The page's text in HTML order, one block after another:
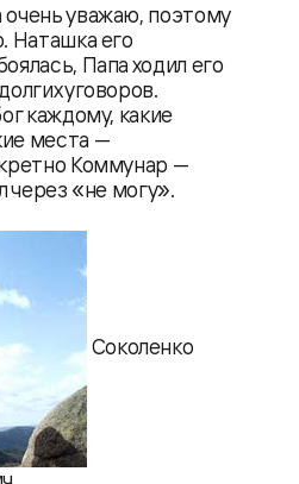
уважаю, поэтому
Наташка его
Папа ходил его
уговоров.
каждому, какие
места —
Коммунар —
через «не могу».
Соколенко